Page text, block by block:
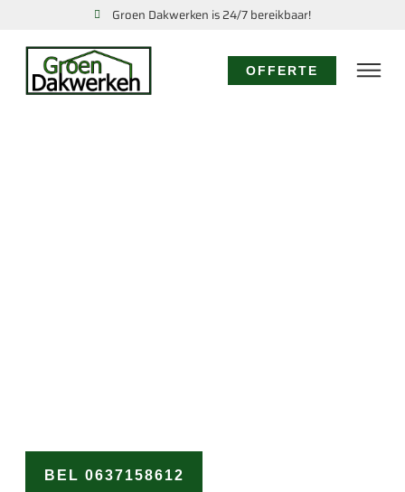
Groen Dakwerken is 24/7 bereikbaar!
OFFERTE
BEL 0637158612